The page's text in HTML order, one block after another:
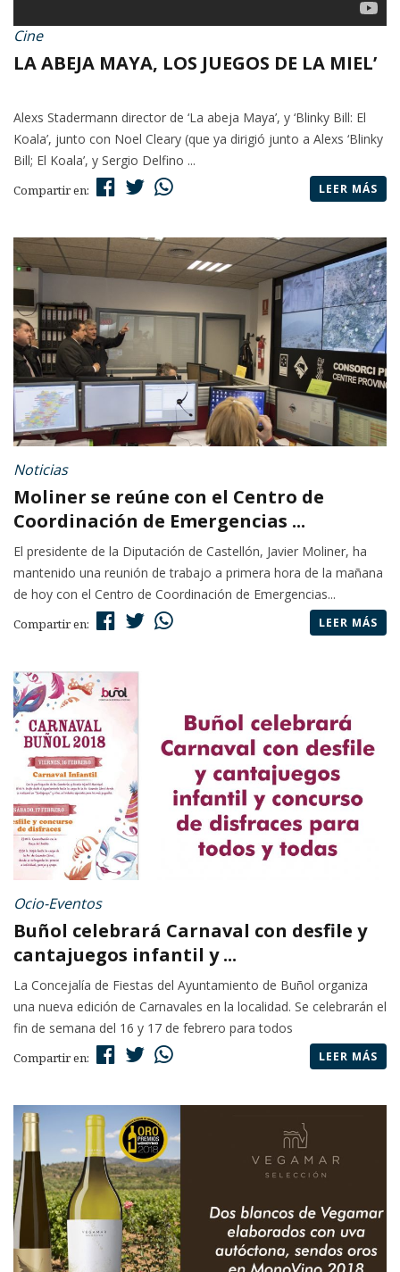
Cine
LA ABEJA MAYA, LOS JUEGOS DE LA MIEL’
Alexs Stadermann director de ‘La abeja Maya’, y ‘Blinky Bill: El
Koala’, junto con Noel Cleary (que ya dirigió junto a Alexs ‘Blinky
Bill; El Koala’, y Sergio Delfino ...
Compartir en: LEER MÁS
Noticias
Moliner se reúne con el Centro de
Coordinación de Emergencias ...
El presidente de la Diputación de Castellón, Javier Moliner, ha
mantenido una reunión de trabajo a primera hora de la mañana
de hoy con el Centro de Coordinación de Emergencias...
Compartir en: LEER MÁS
Ocio-Eventos
Buñol celebrará Carnaval con desfile y
cantajuegos infantil y ...
La Concejalía de Fiestas del Ayuntamiento de Buñol organiza
una nueva edición de Carnavales en la localidad. Se celebrarán el
fin de semana del 16 y 17 de febrero para todos
Compartir en: LEER MÁS